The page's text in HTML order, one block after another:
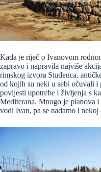
Kada je riječ o Ivanovom
zapravo i napravila najviše
rimskog izvora Studenca,
od kojih su neki u sebi očuvali i
povijesti upotrebe i življenja s
Mediterana. Mnogo je planova
vodi Ivan, pa se nadamo i